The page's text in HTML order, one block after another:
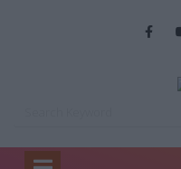
Home